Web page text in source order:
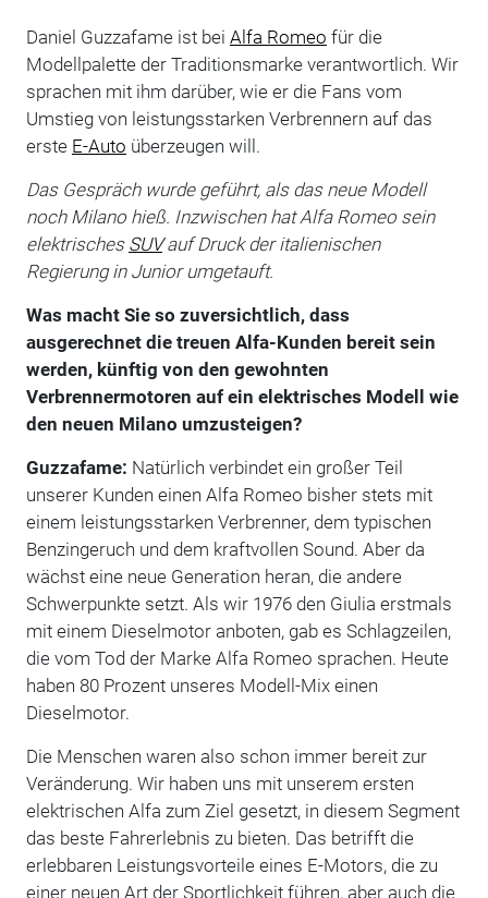
Daniel Guzzafame ist bei Alfa Romeo für die
Modellpalette der Traditionsmarke verantwortlich. Wir
sprachen mit ihm darüber, wie er die Fans vom
Umstieg von leistungsstarken Verbrennern auf das
erste E-Auto überzeugen will.
Das Gespräch wurde geführt, als das neue Modell
noch Milano hieß. Inzwischen hat Alfa Romeo sein
elektrisches SUVauf Druck der italienischen
Regierung in Junior umgetauft.
Was macht Sie so zuversichtlich, dass
ausgerechnet die treuen Alfa-Kunden bereit sein
werden, künftig von den gewohnten
Verbrennermotoren auf ein elektrisches Modell wie
den neuen Milano umzusteigen?
Guzzafame: Natürlich verbindet ein großer Teil
unserer Kunden einen Alfa Romeo bisher stets mit
einem leistungsstarken Verbrenner, dem typischen
Benzingeruch und dem kraftvollen Sound. Aber da
wächst eine neue Generation heran, die andere
Schwerpunkte setzt. Als wir 1976 den Giulia erstmals
mit einem Dieselmotor anboten, gab es Schlagzeilen,
die vom Tod der Marke Alfa Romeo sprachen. Heute
haben 80 Prozent unseres Modell-Mix einen
Dieselmotor.
Die Menschen waren also schon immer bereit zur
Veränderung. Wir haben uns mit unserem ersten
elektrischen Alfa zum Ziel gesetzt, in diesem Segment
das beste Fahrerlebnis zu bieten. Das betrifft die
erlebbaren Leistungsvorteile eines E-Motors, die zu
einer neuen Art der Sportlichkeit führen, aber auch die